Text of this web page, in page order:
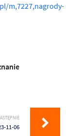
m,7227,nagrody-
11-06